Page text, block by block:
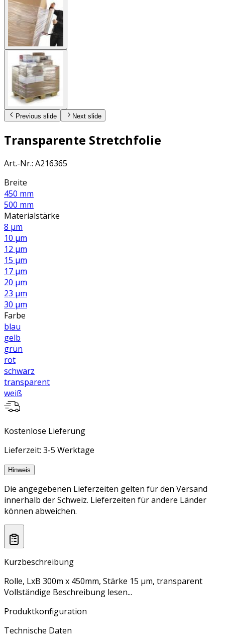
Previous slide Next slide
Transparente Stretchfolie
Art.-Nr.: A216365
Breite
450 mm
500 mm
Materialstärke
8 µm
10 µm
12 µm
15 µm
17 µm
20 µm
23 µm
30 µm
Farbe
blau
gelb
grün
rot
schwarz
transparent
weiß
Kostenlose Lieferung
Lieferzeit: 3-5 Werktage
Hinweis
Die angegebenen Lieferzeiten gelten für den Versand
innerhalb der Schweiz. Lieferzeiten für andere Länder
können abweichen.
Kurzbeschreibung
Rolle, LxB 300m x 450mm, Stärke 15 µm, transparent
Vollständige Beschreibung lesen...
Produktkonfiguration
Technische Daten